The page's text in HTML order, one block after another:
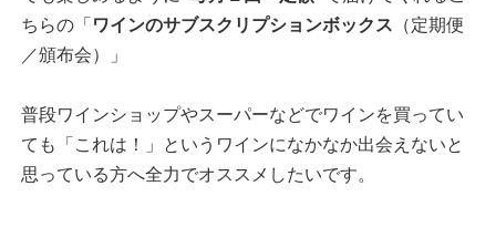
ちらの「ワインのサブスクリプションボックス （定期便
／頒布会）」
普段ワインショップやスーパーなどでワインを買ってい
ても「これは！」というワインになかなか出会えないと
思っている方へ全力でオススメしたいです。